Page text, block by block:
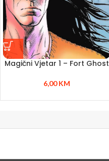
Magični Vjetar 1 – Fort Ghost
6,00KM